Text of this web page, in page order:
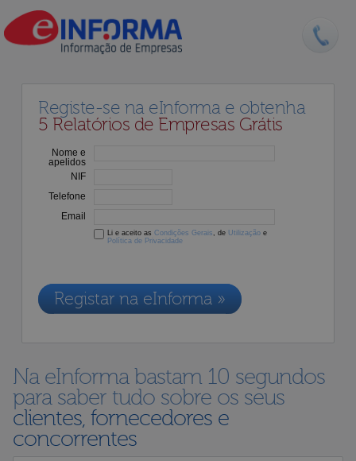
Registe-se na eInforma e obtenha
5 Relatórios de Empresas Grátis
Nome e
apelidos
NIF
Telefone
Email
Li e aceito as Condições Gerais , de Utilização e
Política de Privacidade
Registar na eInforma »
Na eInforma bastam 10 segundos
para saber tudo sobre os seus
clientes, fornecedores e
concorrentes